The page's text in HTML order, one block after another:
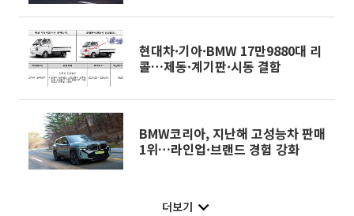
현대차·기아·BMW 17만9880대 리
콜…제동·계기판·시동 결함
BMW코리아, 지난해 고성능차 판매
1위…라인업·브랜드 경험 강화
더보기